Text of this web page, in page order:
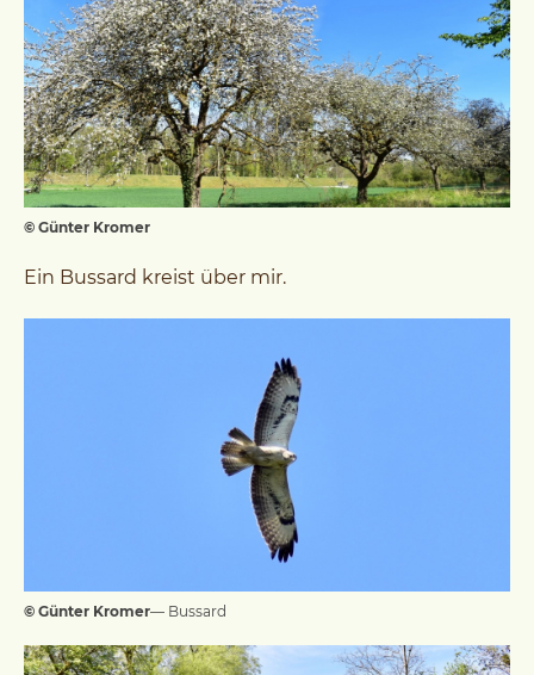
© Günter Kromer
Ein Bussard kreist über mir.
© Günter Kromer— Bussard